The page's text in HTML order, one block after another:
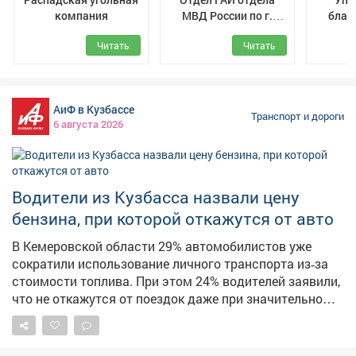
официальных страницах подразделений службы в
соцсетях. «Кроме того, обращаем внимание
водителей, что летом во время частых утренних
туманов, дождей и грозовых ливней следует быть
перестроений на скользкой дороге, соблюдать
интервал и дистанцию между транспортными
средствами, не превышать установленную скорость»,
- отметил заместитель начальника отдела
пропаганды безопасности дорожного движения и
профилактики детского дорожно-транспортного
травматизма ГУОБДД МВД России полковник
полиции Антон Белан. В условиях недостаточной
видимости необходимо включать внешние световые
приборы и использовать противотуманные фары (при
их наличии), а во время сильного тумана либо
плотных осадков максимально снижать скорость и...
компания
Читать
МВД России по г.
Читать
АиФ в Кузбассе
6 августа 2026
Транспорт и дороги
Водители из Кузбасса назвали цену
бензина, при которой откажутся от авто
В Кемеровской области 29% автомобилистов уже
сократили использование личного транспорта из‑за
стоимости топлива. При этом 24% водителей заявили,
что не откажутся от поездок даже при значительном
росте цен на бензин, по данным опроса* Дром.
Остальные участники исследования обозначили